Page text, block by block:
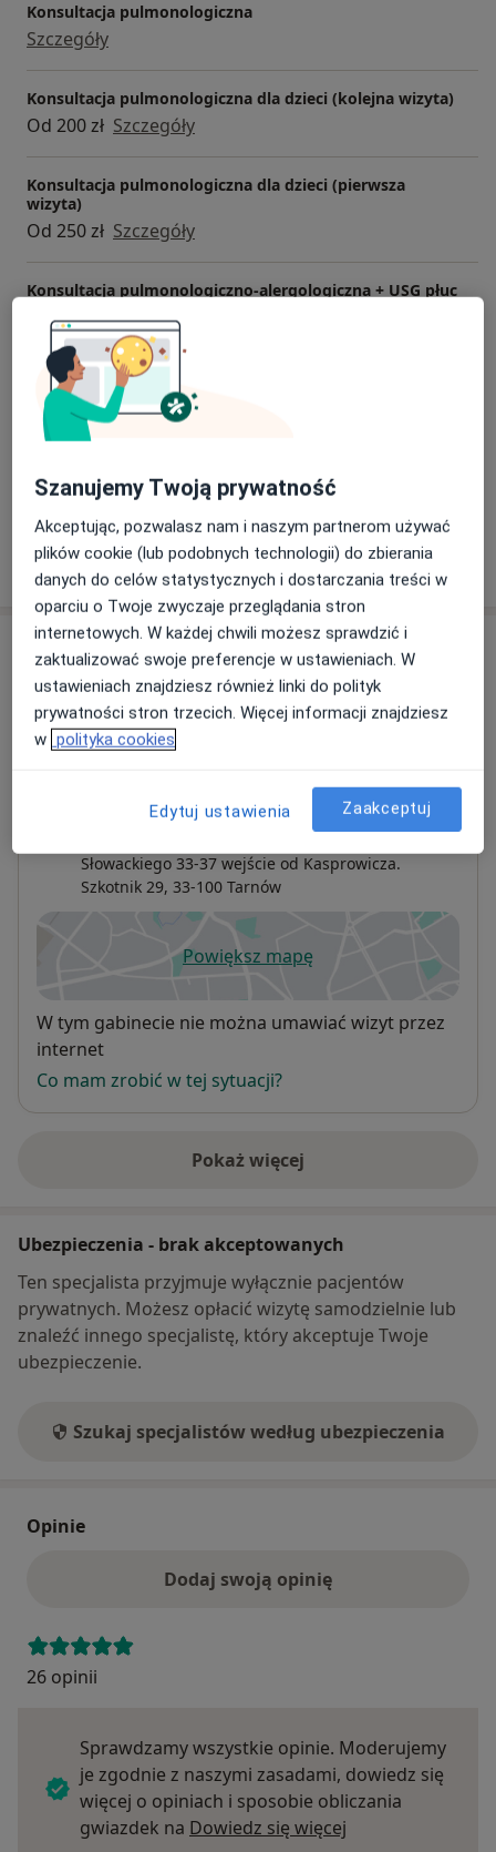
Konsultacja pulmonologiczna
Szczegóły
Konsultacja pulmonologiczna dla dzieci (kolejna wizyta)
Od 200 zł Szczegóły
Konsultacja pulmonologiczna dla dzieci (pierwsza
wizyta)
Od 250 zł Szczegóły
Konsultacja pulmonologiczno-alergologiczna + USG płuc
Od 250 zł Szczegóły
Ocena układu oddechowego metodą oscylacji
wymuszonych (FOT)
Od 150 zł
+ 1 usługa
W jaki sposób ustalane są ceny?
Adresy (2)
Adres 1 Adres 2
KLINIKA ZDROWEGO ODDECHU,
Przychodnia Diagnostyczno-Lekarska
Słowackiego 33-37 wejście od Kasprowicza.
Szkotnik 29, 33-100 Tarnów
Powiększ mapęotwiera się w nowej karcie
Dostępność
W tym gabinecie nie można umawiać wizyt przez
internet
Co mam zrobić w tej sytuacji?
Pokaż więcej
o adresie
Ubezpieczenia - brak akceptowanych
Ten specjalista przyjmuje wyłącznie pacjentów
prywatnych. Możesz opłacić wizytę samodzielnie lub
znaleźć innego specjalistę, który akceptuje Twoje
ubezpieczenie.
Szukaj specjalistów według ubezpieczenia
Opinie
Dodaj swoją opinię
26 opinii
Sprawdzamy wszystkie opinie. Moderujemy
je zgodnie z naszymi zasadami, dowiedz się
więcej o opiniach i sposobie obliczania
gwiazdek na Dowiedz się więcej
Szanujemy Twoją prywatność
Akceptując, pozwalasz nam i naszym partnerom używać
plików cookie (lub podobnych technologii) do zbierania
danych do celów statystycznych i dostarczania treści w
oparciu o Twoje zwyczaje przeglądania stron
internetowych. W każdej chwili możesz sprawdzić i
zaktualizować swoje preferencje w ustawieniach. W
ustawieniach znajdziesz również linki do polityk
prywatności stron trzecich. Więcej informacji znajdziesz
w polityka cookies
Edytuj ustawienia Zaakceptuj